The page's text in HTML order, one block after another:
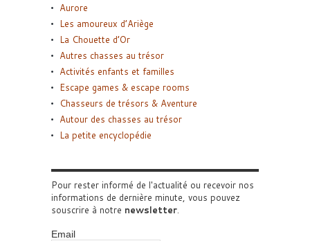
Aurore
Les amoureux d’Ariège
La Chouette d’Or
Autres chasses au trésor
Activités enfants et familles
Escape games & escape rooms
Chasseurs de trésors & Aventure
Autour des chasses au trésor
La petite encyclopédie
Pour rester informé de l'actualité ou recevoir nos
informations de dernière minute, vous pouvez
souscrire à notre newsletter.
Email